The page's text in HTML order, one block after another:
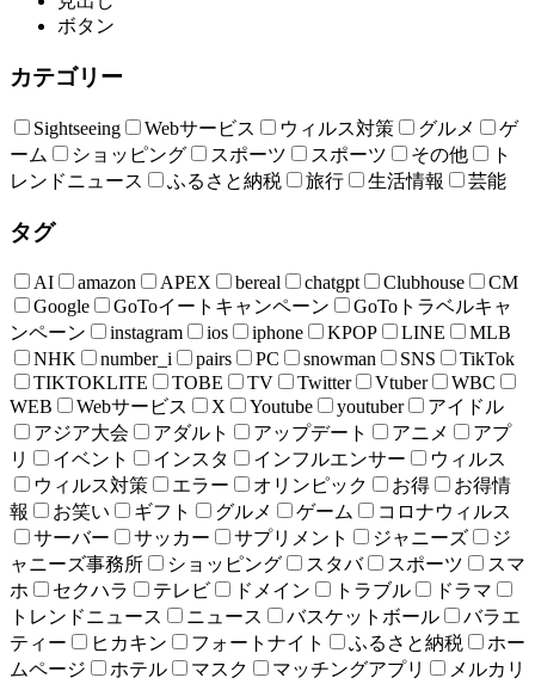
ボタン
カテゴリー
Sightseeing Webサービス ウィルス対策 グルメ
ゲ
ーム
ショッピング スポーツ スポーツ その他
ト
レンドニュース
ふるさと納税 旅行 生活情報 芸能
タグ
AI amazon APEX bereal chatgpt Clubhouse
CM
Google
GoToイートキャンペーン
GoToトラベルキャ
ンペーン
instagram ios iphone KPOP LINE
MLB
NHK
number_i pairs PC snowman SNS
TikTok
TIKTOKLITE
TOBE TV Twitter Vtuber
WBC
WEB
Webサービス X Youtube youtuber
アイドル
アジア大会
アダルト アップデート アニメ
アプ
リ
イベント インスタ インフルエンサー
ウィルス
ウィルス対策
エラー オリンピック お得
お得情
報
お笑い ギフト グルメ ゲーム
コロナウィルス
サーバー
サッカー サプリメント ジャニーズ
ジ
ャニーズ事務所
ショッピング スタバ スポーツ
スマ
ホ
セクハラ テレビ ドメイン トラブル
ドラマ
トレンドニュース
ニュース バスケットボール
バラエ
ティー
ヒカキン フォートナイト ふるさと納税
ホー
ムページ
ホテル マスク マッチングアプリ
メルカリ